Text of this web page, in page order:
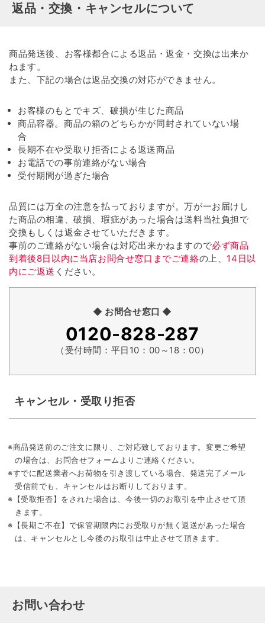
返品・交換・キャンセルについて
商品発送後、お客様都合による返品・返金・交換は出来か
ねます。
また、下記の場合は返品交換の対応ができません。
お客様のもとでキズ、破損が生じた商品
商品容器。商品の箱のどちらかが同封されていない場
合
長期不在や受取り拒否による返送商品
お電話での事前連絡がない場合
受付期間が過ぎた場合
品質には万全の注意を払っておりますが。万が一お届けし
た商品の相違、破損、瑕疵があった場合は送料当社負担で
交換もしくは返金させていただきます。
事前のご連絡がない場合は対応出来かねますので必ず商品
到着後8日以内に当店お問合せ窓口までご連絡の上、 14日以
内にご返送 ください。
◆ お問合せ窓口 ◆
0120-828-287
（受付時間：平日10：00～18：00）
キャンセル・受取り拒否
※商品発送前のご注文に限り、ご対応致しております。変更ご希望
の場合は、お問合せフォームよりご連絡ください。
※すでに配送業者へお荷物を引き渡している場合、発送完了メール
受信前でも、キャンセルはお断りしております。
※【受取拒否】をされた場合は、今後一切のお取引を中止させて頂
きます。
※【長期ご不在】で保管期限内にお受取りが無く返送があった場合
は、キャンセルとし今後のお取引は中止させて頂きます。
お問い合わせ